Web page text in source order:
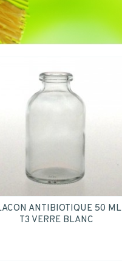
ANTIBIOTIQUE 50 ML
T3 VERRE BLANC